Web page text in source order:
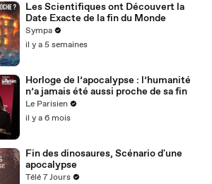
Les Scientifiques ont Découvert la
Date Exacte de la fin du Monde
Sympa
il y a 5 semaines
Horloge de l’apocalypse : l’humanité
n’a jamais été aussi proche de sa fin
Le Parisien
il y a 6 mois
Fin des dinosaures, Scénario d'une
apocalypse
Télé 7 Jours